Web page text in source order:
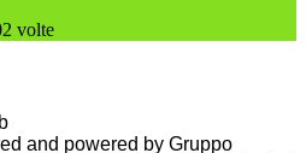
volte
and powered by Gruppo